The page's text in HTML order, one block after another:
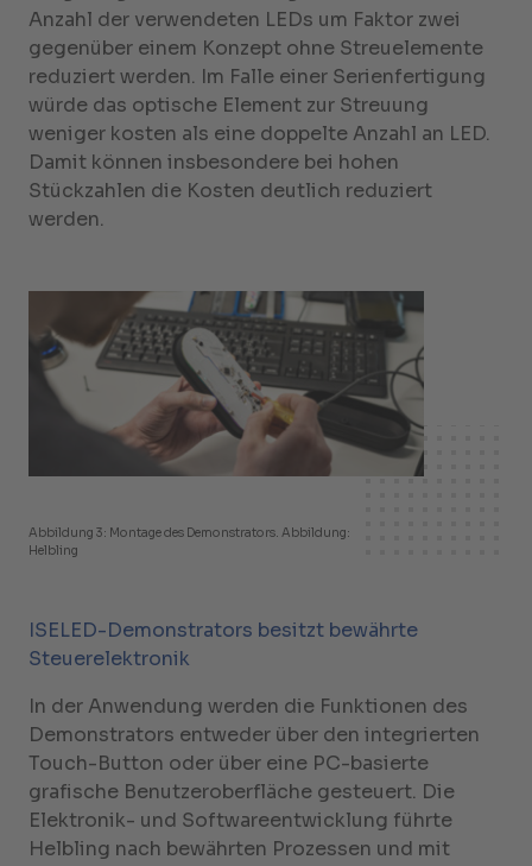
Anzahl der verwendeten LEDs um Faktor zwei
gegenüber einem Konzept ohne Streuelemente
reduziert werden. Im Falle einer Serienfertigung
würde das optische Element zur Streuung
weniger kosten als eine doppelte Anzahl an LED.
Damit können insbesondere bei hohen
Stückzahlen die Kosten deutlich reduziert
werden.
Abbildung 3: Montage des Demonstrators. Abbildung:
Helbling
ISELED-Demonstrators besitzt bewährte
Steuerelektronik
In der Anwendung werden die Funktionen des
Demonstrators entweder über den integrierten
Touch-Button oder über eine PC-basierte
grafische Benutzeroberfläche gesteuert. Die
Elektronik- und Softwareentwicklung führte
Helbling nach bewährten Prozessen und mit